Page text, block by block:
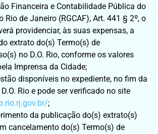
Financeira e Contabilidade Pública do
Rio de Janeiro (RGCAF), Art. 441 § 2º, o
providenciar, às suas expensas, a
extrato do(s) Termo(s) de
no D.O. Rio, conforme os valores
Imprensa da Cidade;
disponíveis no expediente, no fim da
Rio e pode ser verificado no site
;
da publicação do(s) extrato(s)
cancelamento do(s) Termo(s) de